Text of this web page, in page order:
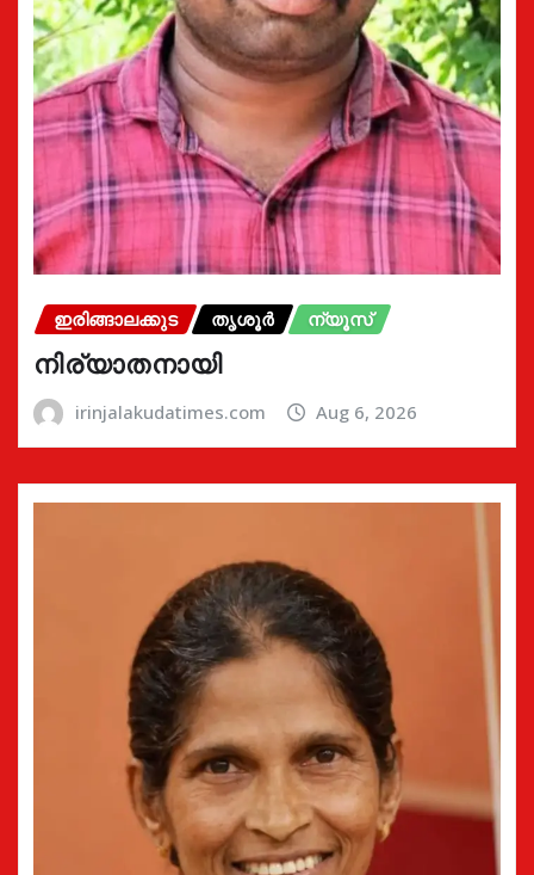
ഇരിങ്ങാലക്കുട തൃശൂർ ന്യൂസ്
നിര്യാതനായി
irinjalakudatimes.com Aug 6, 2026